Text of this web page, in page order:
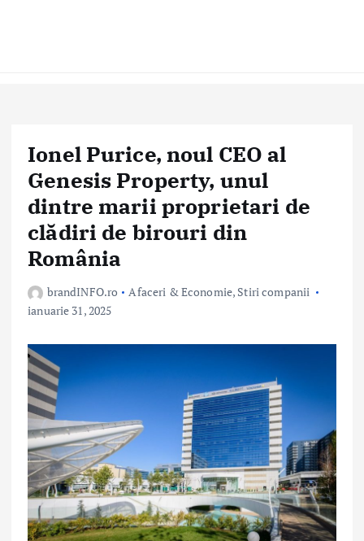
Ionel Purice, noul CEO al
Genesis Property, unul
dintre marii proprietari de
clădiri de birouri din
România
brandINFO.ro Afaceri & Economie, Stiri companii
ianuarie 31, 2025